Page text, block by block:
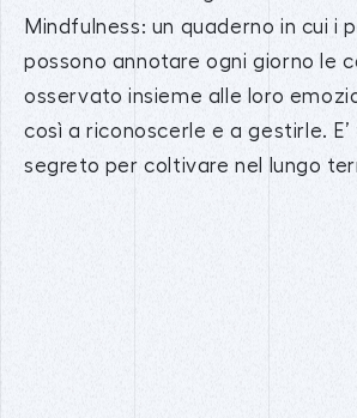
Mindfulness: un quaderno in cui i
possono annotare ogni giorno le
osservato insieme alle loro
così a riconoscerle e a gestirle. E’
segreto per coltivare nel lungo